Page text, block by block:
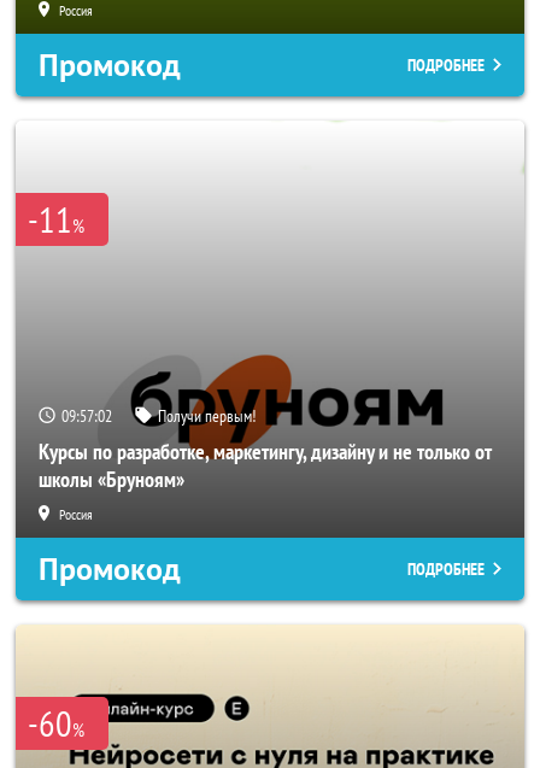
Россия
Промокод ПОДРОБНЕЕ
-11%
09:57:02 Получи первым!
Курсы по разработке, маркетингу, дизайну и не только от
школы «Бруноям»
Россия
Промокод ПОДРОБНЕЕ
-60%